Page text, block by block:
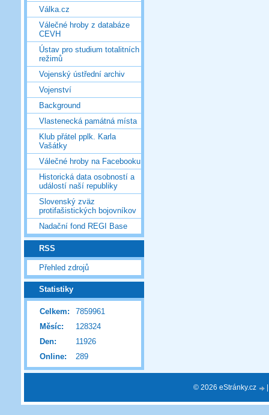
Válka.cz
Válečné hroby z databáze
CEVH
Ústav pro studium totalitních
režimů
Vojenský ústřední archiv
Vojenství
Background
Vlastenecká památná místa
Klub přátel pplk. Karla
Vašátky
Válečné hroby na Facebooku
Historická data osobností a
událostí naší republiky
Slovenský zväz
protifašistických bojovníkov
Nadační fond REGI Base
RSS
Přehled zdrojů
Statistiky
Online: 289
Celkem:
7859961
Měsíc:
128324
Den:
11926
© 2026 eStránky.cz